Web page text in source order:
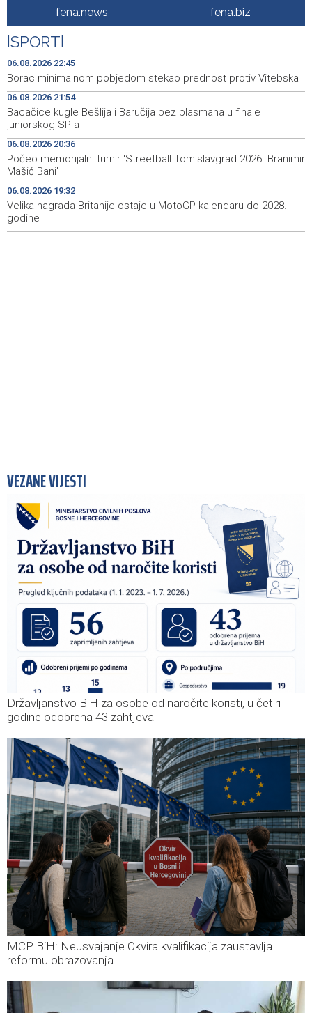
Bacačice kugle Bešlija i Baručija bez plasmana u finale
juniorskog SP-a
20:36
Počeo memorijalni turnir 'Streetball Tomislavgrad 2026.
Branimir Mašić Bani'
Na Vilsonovom šetalištu u Sarajevu predstavljeno 50
luksuznih i sportskih automobila
20:01 Announcement of events for Friday, 7 August 2026
19:55
Drugi Festival bakri okupio mještane i posjetitelje kod
Livna
19:45
Novi Travnik receives first direct EU funding for UNESCO
heritage project
fena.news fena.biz
SPORT
06.08.2026 22:45
Borac minimalnom pobjedom stekao prednost protiv Vitebska
06.08.2026 21:54
Bacačice kugle Bešlija i Baručija bez plasmana u finale
juniorskog SP-a
06.08.2026 20:36
Počeo memorijalni turnir 'Streetball Tomislavgrad 2026. Branimir
Mašić Bani'
06.08.2026 19:32
Velika nagrada Britanije ostaje u MotoGP kalendaru do 2028.
godine
VEZANE VIJESTI
Državljanstvo BiH za osobe od naročite koristi, u četiri
godine odobrena 43 zahtjeva
MCP BiH: Neusvajanje Okvira kvalifikacija zaustavlja
reformu obrazovanja